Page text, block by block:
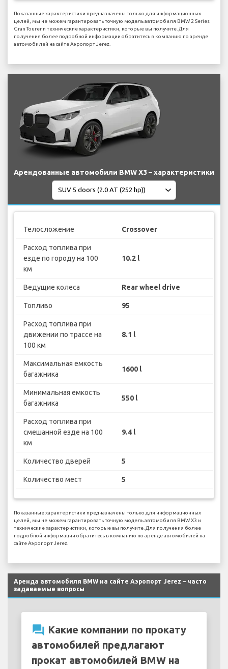
Показанные характеристики предназначены только для информационных
целей, мы не можем гарантировать точную модель автомобиля BMW 2 Series
Gran Tourer и технические характеристики, которые вы получите. Для
получения более подробной информации обратитесь в компанию по аренде
автомобилей на сайте Аэропорт Jerez.
Арендованные автомобили BMW X3 – характеристики
Телосложение Crossover
Расход топлива при
езде по городу на 100
км
10.2 l
Ведущие колеса Rear wheel drive
Топливо 95
Расход топлива при
движении по трассе на
100 км
8.1 l
Максимальная емкость
багажника
1600 l
Минимальная емкость
багажника
550 l
Расход топлива при
смешанной езде на 100
км
9.4 l
Количество дверей 5
Количество мест 5
Показанные характеристики предназначены только для информационных
целей, мы не можем гарантировать точную модель автомобиля BMW X3 и
технические характеристики, которые вы получите. Для получения более
подробной информации обратитесь в компанию по аренде автомобилей на
сайте Аэропорт Jerez.
Аренда автомобиля BMW на сайте Аэропорт Jerez – часто
задаваемые вопросы
question_answer Какие компании по прокату
автомобилей предлагают
прокат автомобилей BMW на